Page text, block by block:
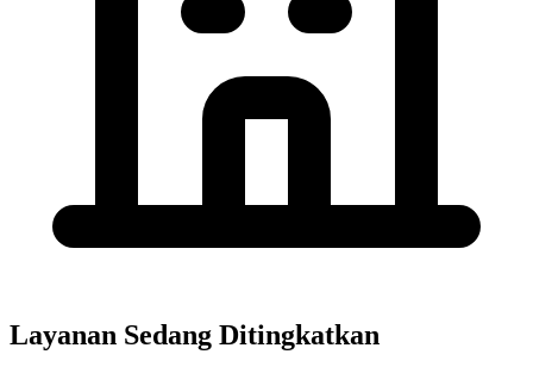
Layanan Sedang Ditingkatkan